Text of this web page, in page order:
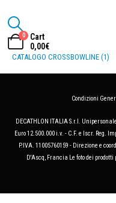
0
Cart
0,00€
CATALOGO CROSSBOWLINE (1)
Condizioni
DECATHLON ITALIA S.r.l.
Euro 12.500.000 i.v. - C.F. e Iscr. Reg.
P.IVA. 11005760159 - Direzione e
D'Ascq, Francia Le foto dei